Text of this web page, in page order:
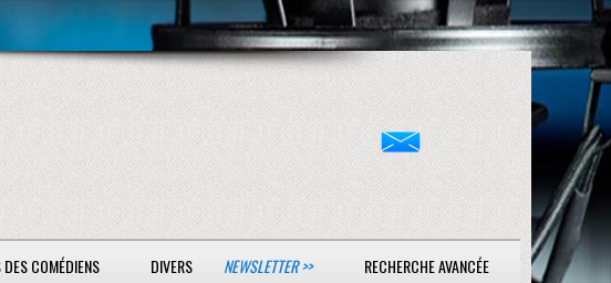
COMÉDIENS DIVERS NEWSLETTER >> RECHERCHE AVANCÉE